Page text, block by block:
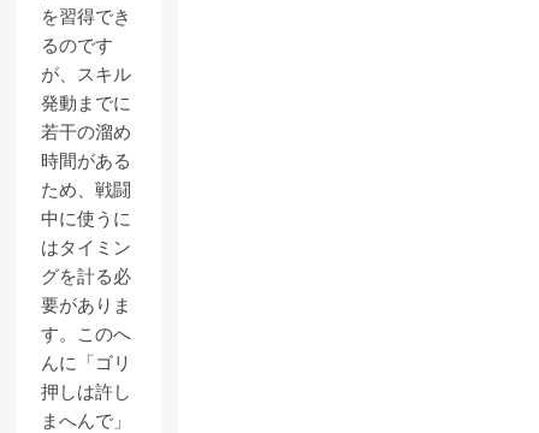
を習得でき
るのです
が、スキル
発動までに
若干の溜め
時間がある
ため、戦闘
中に使うに
はタイミン
グを計る必
要がありま
す。このへ
んに「ゴリ
押しは許し
まへんで」